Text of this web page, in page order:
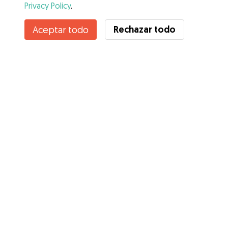
¿Conoces los Beneficios de Gudog? Ver más
Privacy Policy.
Aceptar todo Rechazar todo